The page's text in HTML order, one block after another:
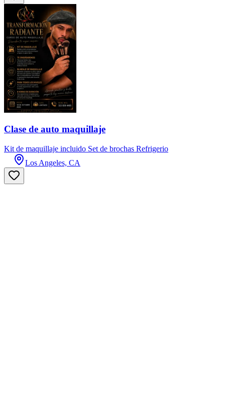
Clase de auto maquillaje
Kit de maquillaje incluido Set de brochas Refrigerio
Los Angeles, CA